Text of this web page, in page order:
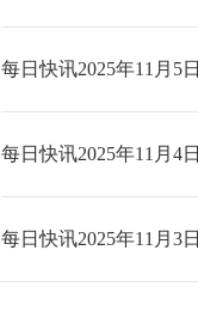
每日快讯2025年11月5日
每日快讯2025年11月4日
每日快讯2025年11月3日